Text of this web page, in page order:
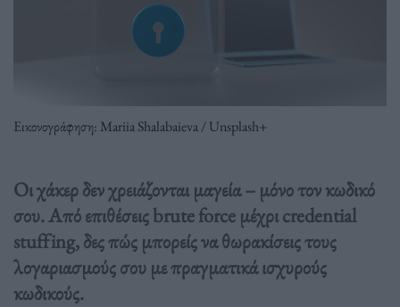
Εικονογράφηση: Mariia Shalabaieva / Unsplash+
Οι χάκερ δεν χρειάζονται μαγεία – μόνο τον κωδικό
σου. Από επιθέσεις brute force μέχρι credential
stuffing, δες πώς μπορείς να θωρακίσεις τους
λογαριασμούς σου με πραγματικά ισχυρούς
κωδικούς.